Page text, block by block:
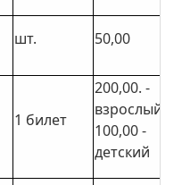
шт. 50,00
1 билет
200,00. -
100,00 -
детский